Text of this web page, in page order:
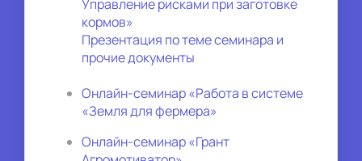
Управление рисками при заготовке
кормов»
Презентация по теме семинара и
прочие документы
Онлайн-семинар «Работа в системе
«Земля для фермера»
Онлайн-семинар «Грант